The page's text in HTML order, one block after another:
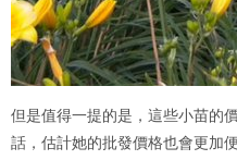
但是值得一提的是，這些小苗的
話，估計她的批發價格也會更加